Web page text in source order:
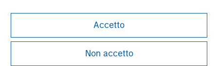
Accetto
Non accetto